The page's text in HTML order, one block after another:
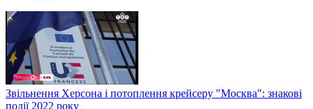
Звільнення Херсона і потоплення крейсеру "Москва": знакові
події 2022 року